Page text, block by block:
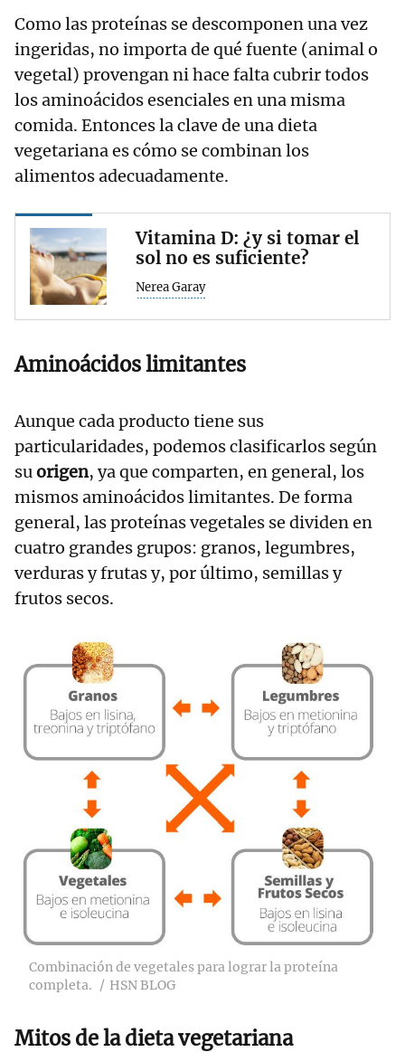
Como las proteínas se descomponen una vez
ingeridas, no importa de qué fuente (animal o
vegetal) provengan ni hace falta cubrir todos
los aminoácidos esenciales en una misma
comida. Entonces la clave de una dieta
vegetariana es cómo se combinan los
alimentos adecuadamente.
Vitamina D: ¿y si tomar el
sol no es suficiente?
Nerea Garay
Aminoácidos limitantes
Aunque cada producto tiene sus
particularidades, podemos clasificarlos según
suorigen, ya que comparten, en general, los
mismos aminoácidos limitantes. De forma
general, las proteínas vegetales se dividen en
cuatro grandes grupos: granos, legumbres,
verduras y frutas y, por último, semillas y
frutos secos.
Combinación de vegetales para lograr la proteína
completa.
HSN BLOG
Mitos de la dieta vegetariana